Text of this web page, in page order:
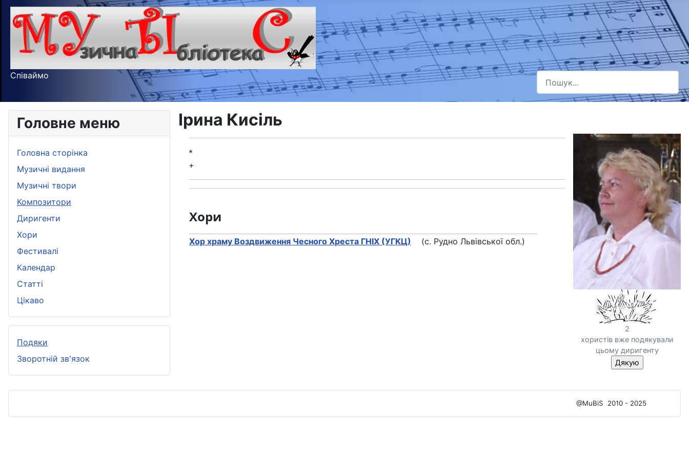
Співаймо Пошук
Type 2 or more characters for results.
Головне меню
Головна сторінка
Музичні видання
Музичні твори
Композитори
Диригенти
Хори
Фестивалі
Календар
Статті
Цікаво
Подяки
Зворотній зв'язок
Ірина Кисіль
2
хористів вже подякували
цьому диригенту
*
+
Хори
Хор храму Воздвиження Чесного Хреста ГНІХ (УГКЦ) (с. Рудно Львівської обл.)
@MuBiS 2010 - 2025